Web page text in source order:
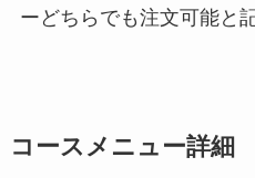
ーどちらでも注文可能と
コースメニュー詳細